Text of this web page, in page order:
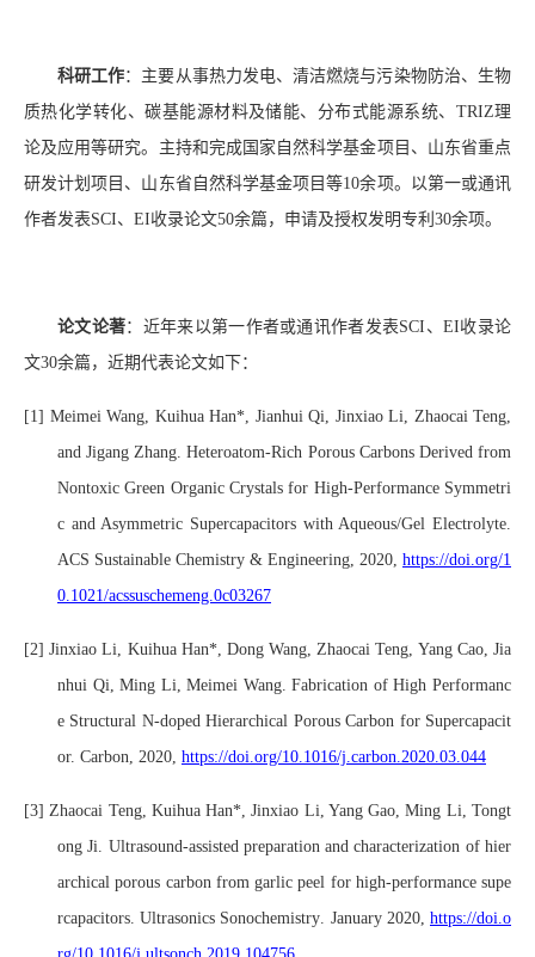
科研工作：主要从事热力发电、清洁燃烧与污染物防治、生物
质热化学转化、碳基能源材料及储能、分布式能源系统、 TRIZ理
论及应用等研究。主持和完成国家自然科学基金项目、山东省重点
研发计划项目、山东省自然科学基金项目等10余项。以第一或通讯
作者发表SCI、 EI收录论文50余篇，申请及授权发明专利 30余项。
论文论著： 近年来以第一作者或通讯作者发表SCI 、EI收录论
文30余篇，近期代表论文如下：
[1] Meimei Wang, Kuihua Han*, Jianhui Qi, Jinxiao Li, Zhaocai Teng,
and Jigang Zhang. Heteroatom-Rich Porous Carbons Derived from
Nontoxic Green Organic Crystals for High-Performance Symmetri
c and Asymmetric Supercapacitors with Aqueous/Gel Electrolyte.
ACS Sustainable Chemistry & Engineering, 2020, https://doi.org/1
0.1021/acssuschemeng.0c03267
[2]Jinxiao Li, Kuihua Han*, Dong Wang, Zhaocai Teng, Yang Cao, Jia
nhui Qi, Ming Li, Meimei Wang. Fabrication of High Performanc
e Structural N-doped Hierarchical Porous Carbon for Supercapacit
or. Carbon, 2020, https://doi.org/10.1016/j.carbon.2020.03.044
[3] Zhaocai Teng, Kuihua Han* , Jinxiao Li, Yang Gao, Ming Li, Tongt
ong Ji
Ultrasound-assisted preparation and characterization of hier
archical porous carbon from garlic peel for high-performance supe
rcapacitors .Ultrasonics Sonochemistry January 2020,https://doi.o